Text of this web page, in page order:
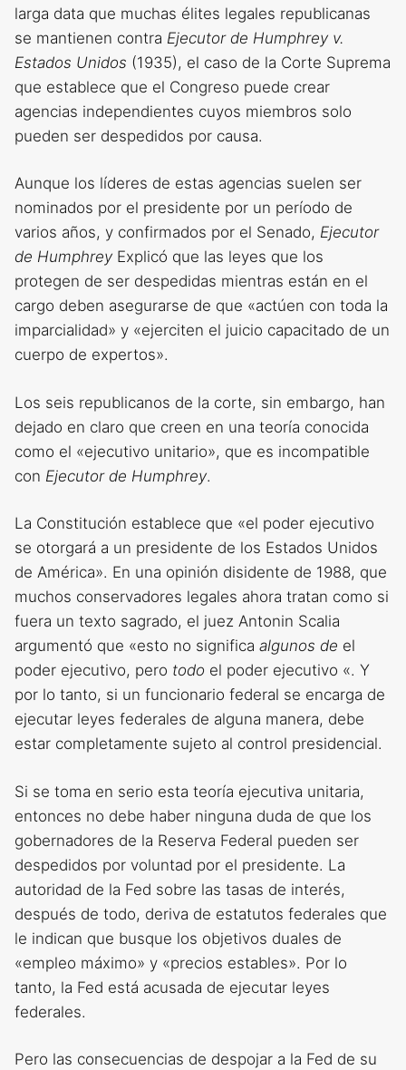
larga data que muchas élites legales republicanas
se mantienen contra Ejecutor de Humphrey v.
Estados Unidos (1935), el caso de la Corte Suprema
que establece que el Congreso puede crear
agencias independientes cuyos miembros solo
pueden ser despedidos por causa.
Aunque los líderes de estas agencias suelen ser
nominados por el presidente por un período de
varios años, y confirmados por el Senado, Ejecutor
de Humphrey Explicó que las leyes que los
protegen de ser despedidas mientras están en el
cargo deben asegurarse de que «actúen con toda la
imparcialidad» y «ejerciten el juicio capacitado de un
cuerpo de expertos».
Los seis republicanos de la corte, sin embargo, han
dejado en claro que creen en una teoría conocida
como el «ejecutivo unitario», que es incompatible
con Ejecutor de Humphrey.
La Constitución establece que «el poder ejecutivo
se otorgará a un presidente de los Estados Unidos
de América». En una opinión disidente de 1988, que
muchos conservadores legales ahora tratan como si
fuera un texto sagrado, el juez Antonin Scalia
argumentó que «esto no significa algunos de el
poder ejecutivo, pero todo el poder ejecutivo «. Y
por lo tanto, si un funcionario federal se encarga de
ejecutar leyes federales de alguna manera, debe
estar completamente sujeto al control presidencial.
Si se toma en serio esta teoría ejecutiva unitaria,
entonces no debe haber ninguna duda de que los
gobernadores de la Reserva Federal pueden ser
despedidos por voluntad por el presidente. La
autoridad de la Fed sobre las tasas de interés,
después de todo, deriva de estatutos federales que
le indican que busque los objetivos duales de
«empleo máximo» y «precios estables». Por lo
tanto, la Fed está acusada de ejecutar leyes
federales.
Pero las consecuencias de despojar a la Fed de su